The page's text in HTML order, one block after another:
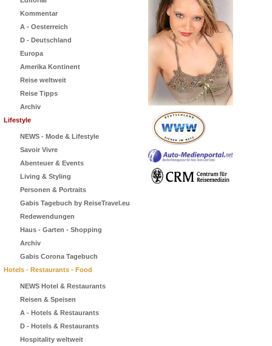
Kommentar
A - Oesterreich
D - Deutschland
Europa
Amerika Kontinent
Reise weltweit
Reise Tipps
Archiv
Lifestyle
NEWS - Mode & Lifestyle
Savoir Vivre
Abenteuer & Events
Living & Styling
Personen & Portraits
Gabis Tagebuch by ReiseTravel.eu
Redewendungen
Haus - Garten - Shopping
Archiv
Gabis Corona Tagebuch
Hotels - Restaurants - Food
NEWS Hotel & Restaurants
Reisen & Speisen
A - Hotels & Restaurants
D - Hotels & Restaurants
Hospitality weltweit